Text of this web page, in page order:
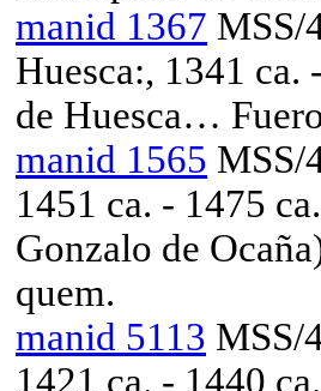
manid 1367 MSS/
Huesca:, 1341 ca.
de Huesca…
manid 1565 MSS/
1451 ca. - 1475
Gonzalo de
quem.
manid 5113 MSS/
1421 ca. - 1440